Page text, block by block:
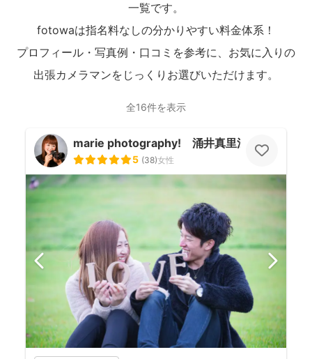
一覧です。
fotowaは指名料なしの分かりやすい料金体系！
プロフィール・写真例・口コミを参考に、お気に入りの
出張カメラマンをじっくりお選びいただけます。
全16件を表示
marie photography! 涌井真里江
5 (38)女性